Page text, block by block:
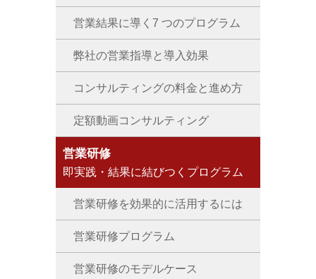
営業結果に導く7 つのプログラム
弊社の営業指導と導入効果
コンサルティングの料金と進め方
定額動画コンサルティング
営業研修
即実践・結果に結びつくプログラム
営業研修を効果的に活用するには
営業研修プログラム
営業研修のモデルケース